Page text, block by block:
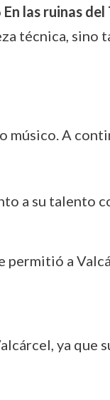
En las ruinas
técnica, sino
músico. A
a su talento
permitió a
ya que